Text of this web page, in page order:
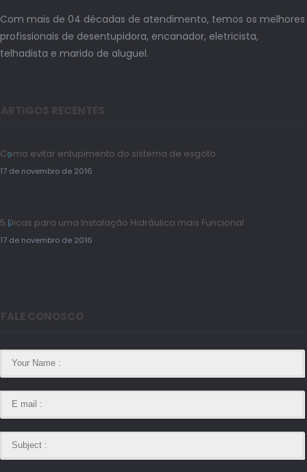
Com mais de 04 décadas de atendimento, temos os melhores
profissionais de desentupidora, encanador, eletricista,
telhadista e marido de aluguel.
Como evitar entupimento do sistema de esgoto
17 de novembro de 2016
5 Dicas para uma Instalação Hidráulica mais Funcional
17 de novembro de 2016